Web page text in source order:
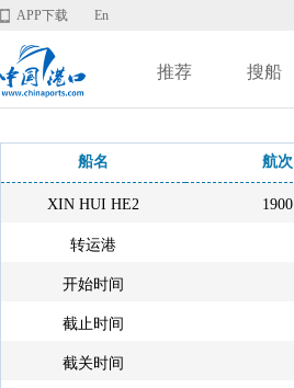
APP下载 En
推荐 搜船
船名 航次
XIN HUI HE2 1900
转运港
开始时间
截止时间
截关时间